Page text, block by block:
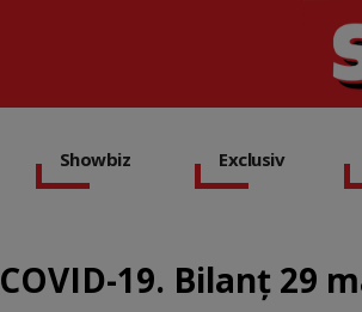
Showbiz Exclusiv
COVID-19. Bilanț 29